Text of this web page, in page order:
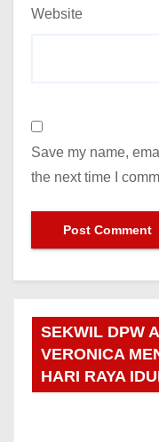
Website
Save my name,
the next time I
SEKWIL DPW
VERONICA
HARI RAYA